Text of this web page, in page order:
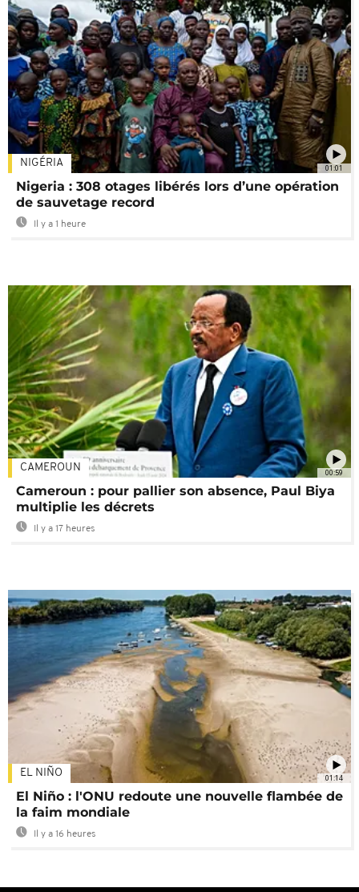
01:01
NIGÉRIA
Nigeria : 308 otages libérés lors d’une opération
de sauvetage record
Il y a 1 heure
00:59
CAMEROUN
Cameroun : pour pallier son absence, Paul Biya
multiplie les décrets
Il y a 17 heures
01:14
EL NIÑO
El Niño : l'ONU redoute une nouvelle flambée de
la faim mondiale
Il y a 16 heures